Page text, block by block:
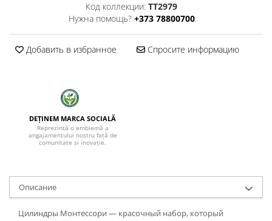
Код коллекции: TT2979
Нужна помощь? +373 78800700
Добавить в избранное Спросите информацию
DEȚINEM MARCA SOCIALĂ
Reprezintă o emblemă a
angajamentului nostru față de
comunitate și inovație.
Oписание
Цилиндры Монтессори — красочный набор, который